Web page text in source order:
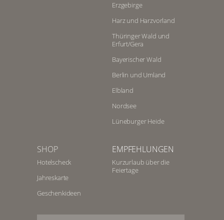
Erzgebirge
Harz und Harzvorland
Thüringer Wald und
Erfurt/Gera
Bayerischer Wald
Berlin und Umland
Elbland
Nordsee
Lüneburger Heide
SHOP
Hotelscheck
Jahreskarte
Geschenkideen
EMPFEHLUNGEN
Kurzurlaub über die
Feiertage